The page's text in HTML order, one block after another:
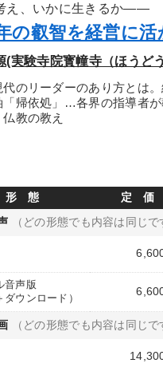
え、いかに生きるか――
の叡智を経営に活
(実験寺院寳幢寺（ほう
代のリーダーのあり方とは
「帰依処」…各界の指導者
教の教え
形 態 定 価
（どの形態でも内容は同じで
音声版
ダウンロード）
（どの形態でも内容は同じで